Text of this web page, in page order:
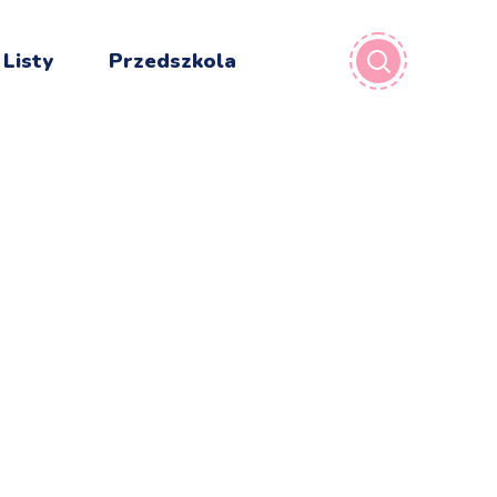
Przedszkola